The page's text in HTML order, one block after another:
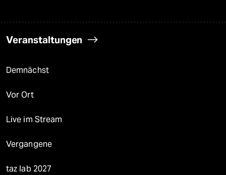
Veranstaltungen
Demnächst
Vor Ort
Live im Stream
Vergangene
taz lab 2027